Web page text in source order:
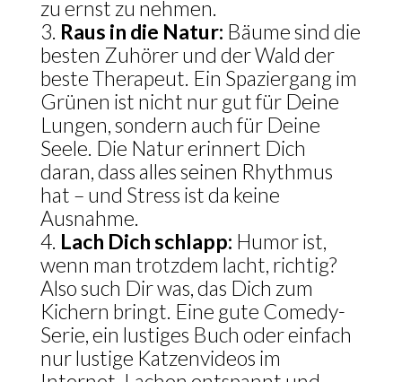
zu ernst zu nehmen.
Raus in die Natur: Bäume sind die
besten Zuhörer und der Wald der
beste Therapeut. Ein Spaziergang im
Grünen ist nicht nur gut für Deine
Lungen, sondern auch für Deine
Seele. Die Natur erinnert Dich
daran, dass alles seinen Rhythmus
hat – und Stress ist da keine
Ausnahme.
Lach Dich schlapp: Humor ist,
wenn man trotzdem lacht, richtig?
Also such Dir was, das Dich zum
Kichern bringt. Eine gute Comedy-
Serie, ein lustiges Buch oder einfach
nur lustige Katzenvideos im